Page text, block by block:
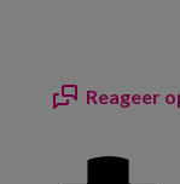
Reageer